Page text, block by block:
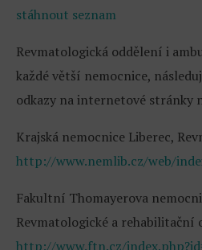
stáhnout seznam
Revmatologická oddělení i
každé větší nemocnice,
odkazy na internetové stránky
Krajská nemocnice Liberec,
http://www.nemlib.cz/web/
Fakultní Thomayerova
Revmatologické a rehabilitační
http://www.ftn.cz/